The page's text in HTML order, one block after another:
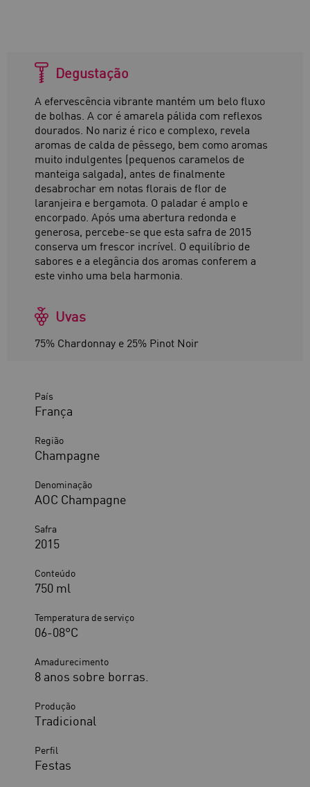
Degustação
A efervescência vibrante mantém um belo fluxo
de bolhas. A cor é amarela pálida com reflexos
dourados. No nariz é rico e complexo, revela
aromas de calda de pêssego, bem como aromas
muito indulgentes (pequenos caramelos de
manteiga salgada), antes de finalmente
desabrochar em notas florais de flor de
laranjeira e bergamota. O paladar é amplo e
encorpado. Após uma abertura redonda e
generosa, percebe-se que esta safra de 2015
conserva um frescor incrível. O equilíbrio de
sabores e a elegância dos aromas conferem a
este vinho uma bela harmonia.
Uvas
75% Chardonnay e 25% Pinot Noir
País
França
Região
Champagne
Denominação
AOC Champagne
Safra
2015
Conteúdo
750 ml
Temperatura de serviço
06-08°C
Amadurecimento
8 anos sobre borras.
Produção
Tradicional
Perfil
Festas